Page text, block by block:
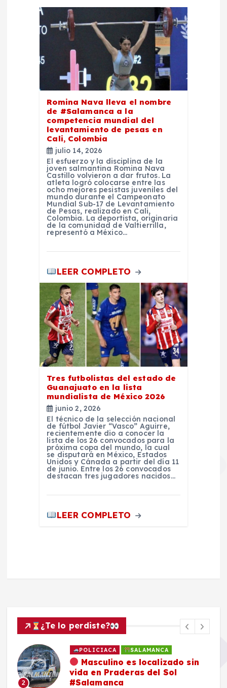
Romina Nava lleva el nombre
de #Salamanca a la
competencia mundial del
levantamiento de pesas en
Cali, Colombia
julio 14, 2026
El esfuerzo y la disciplina de la
joven salmantina Romina Nava
Castillo volvieron a dar frutos. La
atleta logró colocarse entre las
ocho mejores pesistas juveniles del
mundo durante el Campeonato
Mundial Sub-17 de Levantamiento
de Pesas, realizado en Cali,
Colombia. La deportista, originaria
de la comunidad de Valtierrilla,
representó a México…
LEER COMPLETO
Tres futbolistas del estado de
Guanajuato en la lista
mundialista de México 2026
junio 2, 2026
El técnico de la selección nacional
de fútbol Javier “Vasco” Aguirre,
recientemente dio a conocer la
lista de los 26 convocados para la
próxima copa del mundo, la cual
se disputará en México, Estados
Unidos y Cánada a partir del día 11
de junio. Entre los 26 convocados
destacan tres jugadores nacidos…
LEER COMPLETO
¿Te lo perdiste?
2
POLICIACA SALAMANCA
Masculino es localizado sin
vida en Praderas del Sol
#Salamanca